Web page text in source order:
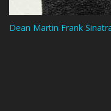
Dean Martin Frank